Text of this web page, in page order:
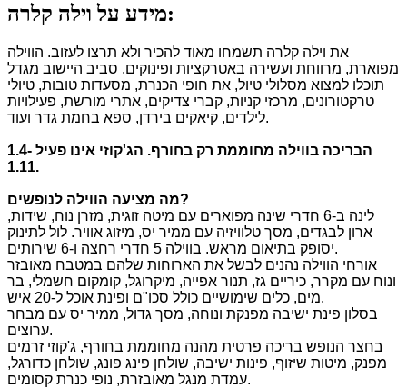
מידע על וילה קלרה:
את וילה קלרה תשמחו מאוד להכיר ולא תרצו לעזוב. הווילה
מפוארת, מרווחת ועשירה באטרקציות ופינוקים. סביב היישוב מגדל
תוכלו למצוא מסלולי טיול, את חופי הכנרת, מסעדות טובות, טיולי
טרקטורונים, מרכזי קניות, קברי צדיקים, אתרי מורשת, פעילויות
לילדים, קיאקים בירדן, ספא בחמת גדר ועוד.
הבריכה בווילה מחוממת רק בחורף. הג'קוזי אינו פעיל 1.4-
1.11.
מה מציעה הווילה לנופשים?
לינה ב-6 חדרי שינה מפוארים עם מיטה זוגית, מזרן נוח, שידות,
ארון לבגדים, מסך טלוויזיה עם ממיר יס, מיזוג אוויר. לול לתינוק
יסופק בתיאום מראש. בווילה 5 חדרי רחצה ו-6 שירותים.
אורחי הווילה נהנים לבשל את הארוחות שלהם במטבח מאובזר
ונוח עם מקרר, כיריים גז, תנור אפייה, מיקרוגל, קומקום חשמלי, בר
מים, כלים שימושיים כולל סכו"ם ופינת אוכל ל-20 איש.
בסלון פינת ישיבה מפנקת ונוחה, מסך גדול, ממיר יס עם מבחר
ערוצים.
בחצר הנופש בריכה פרטית מהנה מחוממת בחורף, ג'קוזי זרמים
מפנק, מיטות שיזוף, פינות ישיבה, שולחן פינג פונג, שולחן כדורגל,
עמדת מנגל מאובזרת, נופי כנרת קסומים.